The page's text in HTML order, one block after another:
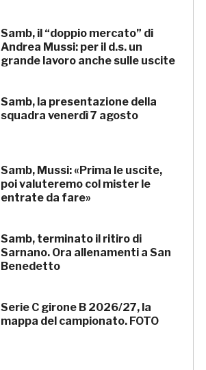
Samb, il “doppio mercato” di
Andrea Mussi: per il d.s. un
grande lavoro anche sulle uscite
Samb, la presentazione della
squadra venerdì 7 agosto
Samb, Mussi: «Prima le uscite,
poi valuteremo col mister le
entrate da fare»
Samb, terminato il ritiro di
Sarnano. Ora allenamenti a San
Benedetto
Serie C girone B 2026/27, la
mappa del campionato. FOTO